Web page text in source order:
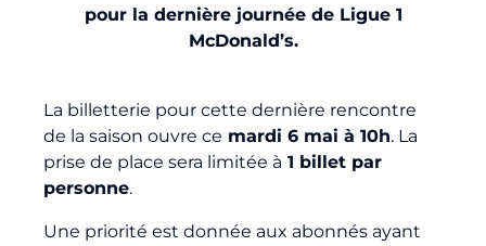
pour la dernière journée de Ligue 1
McDonald’s.
La billetterie pour cette dernière rencontre
de la saison ouvre ce mardi 6 mai à 10h. La
prise de place sera limitée à 1 billet par
personne.
Une priorité est donnée aux abonnés ayant